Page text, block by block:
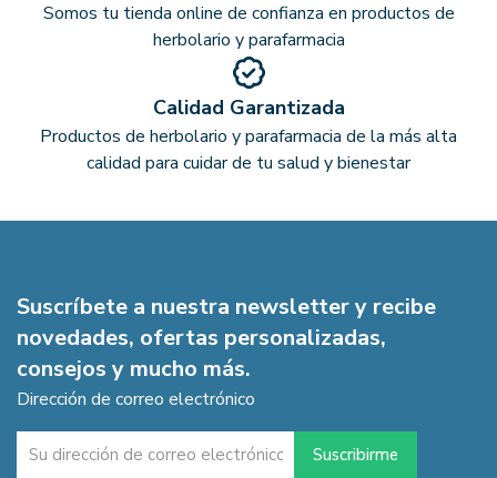
Somos tu tienda online de confianza en productos de
herbolario y parafarmacia
Calidad Garantizada
Productos de herbolario y parafarmacia de la más alta
calidad para cuidar de tu salud y bienestar
Suscríbete a nuestra newsletter y recibe
novedades, ofertas personalizadas,
consejos y mucho más.
Dirección de correo electrónico